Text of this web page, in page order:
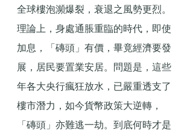
全球樓泡瀕爆裂，衰退之風勢更烈。
理論上，身處通脹重臨的時代，即使
加息，「磚頭」有價，畢竟經濟要發
展，居民要置業安居。問題是，這些
年各大央行瘋狂放水，已嚴重透支了
樓市潛力，如今貨幣政策大逆轉，
「磚頭」亦難逃一劫。到底何時才是